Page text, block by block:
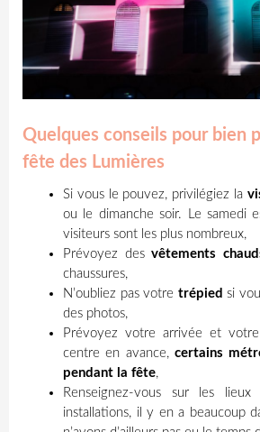
Quelques conseils pour bien
fête des Lumières
Si vous le pouvez, privilégiez la
ou le dimanche soir. Le samedi
visiteurs sont les plus nombreux,
Prévoyez desvêtements
chaussures,
N’oubliez pas votre trépied si
des photos,
Prévoyez votre arrivée et
centre en avance, certains
pendant la fête,
Renseignez-vous sur les lieux
installations, il y en a beaucoup